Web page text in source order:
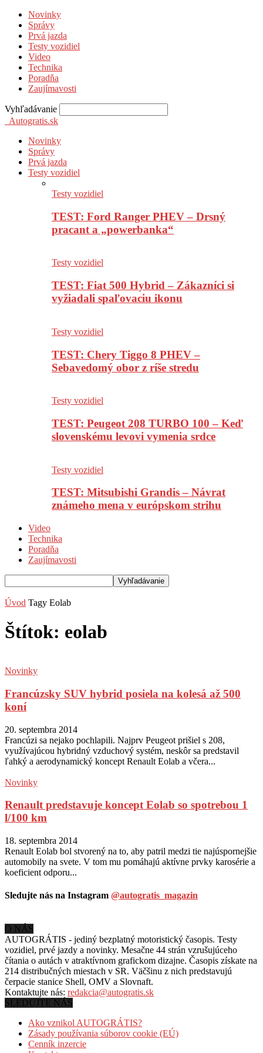
Novinky
Správy
Prvá jazda
Testy vozidiel
Video
Technika
Poradňa
Zaujímavosti
Vyhľadávanie
Autogratis.sk
Novinky
Správy
Prvá jazda
Testy vozidiel
Testy vozidiel
TEST: Ford Ranger PHEV – Drsný
pracant a „powerbanka“
Testy vozidiel
TEST: Fiat 500 Hybrid – Zákazníci si
vyžiadali spaľovaciu ikonu
Testy vozidiel
TEST: Chery Tiggo 8 PHEV –
Sebavedomý obor z ríše stredu
Testy vozidiel
TEST: Peugeot 208 TURBO 100 – Keď
slovenskému levovi vymenia srdce
Testy vozidiel
TEST: Mitsubishi Grandis – Návrat
známeho mena v európskom strihu
Video
Technika
Poradňa
Zaujímavosti
Úvod Tagy Eolab
Štítok: eolab
Novinky
Francúzsky SUV hybrid posiela na kolesá až 500
koní
20. septembra 2014
Francúzi sa nejako pochlapili. Najprv Peugeot prišiel s 208,
využívajúcou hybridný vzduchový systém, neskôr sa predstavil
ľahký a aerodynamický koncept Renault Eolab a včera...
Novinky
Renault predstavuje koncept Eolab so spotrebou 1
l/100 km
18. septembra 2014
Renault Eolab bol stvorený na to, aby patril medzi tie najúspornejšie
automobily na svete. V tom mu pomáhajú aktívne prvky karosérie a
koeficient odporu...
Sledujte nás na Instagram @autogratis_magazin
O NÁS
AUTOGRÁTIS - jediný bezplatný motoristický časopis. Testy
vozidiel, prvé jazdy a novinky. Mesačne 44 strán vzrušujúceho
čítania o autách v atraktívnom grafickom dizajne. Časopis získate na
214 distribučných miestach v SR. Väčšinu z nich predstavujú
čerpacie stanice Shell, OMV a Slovnaft.
Kontaktujte nás: redakcia@autogratis.sk
SLEDUJTE NÁS
Ako vznikol AUTOGRÁTIS?
Zásady používania súborov cookie (EÚ)
Cenník inzercie